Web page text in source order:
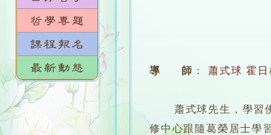
導 師 ： 蕭式球 霍
蕭式球先生，學習佛
修中心跟隨葛榮居士學